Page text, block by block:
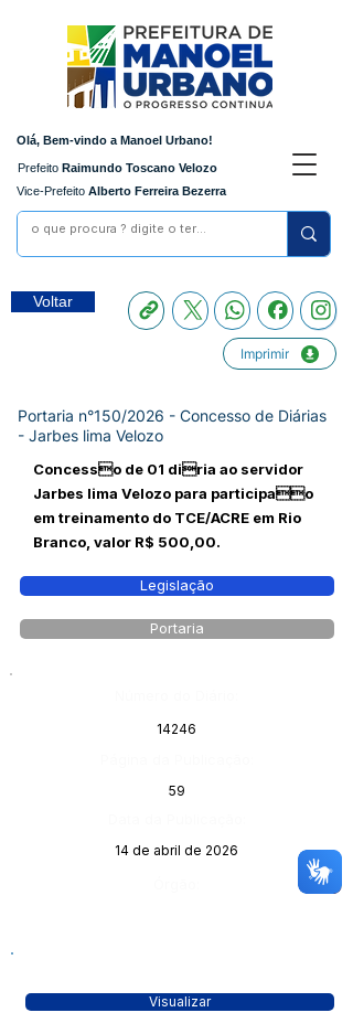
Olá, Bem-vindo a Manoel Urbano!
Prefeito Raimundo Toscano Velozo
Vice-Prefeito Alberto Ferreira Bezerra
Voltar
Imprimir
Portaria n°150/2026 - Concesso de Diárias
- Jarbes lima Velozo
Concesso de 01 diria ao servidor
Jarbes lima Velozo para participao
em treinamento do TCE/ACRE em Rio
Branco, valor R$ 500,00.
Legislação
Portaria
14246
59
14 de abril de 2026
Visualizar